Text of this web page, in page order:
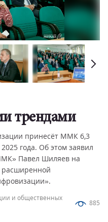
и общественных
885
трендами
принесёт ММК 6,3
года. Об этом заявил
Павел Шиляев на
расширенной